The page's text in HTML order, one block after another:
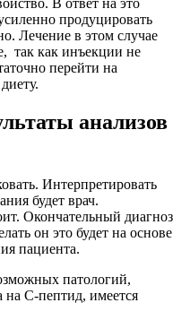
продуцировать
Лечение в этом случае
так как инъекции не
перейти на
анализов
Интерпретировать
будет врач.
Окончательный диагноз
он это будет на основе
пациента.
патологий,
С-пептид, имеется